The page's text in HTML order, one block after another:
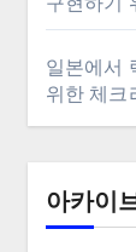
일본에서
위한 체크
아카이